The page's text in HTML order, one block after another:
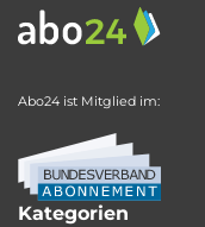
Abo24 ist Mitglied im:
Kategorien